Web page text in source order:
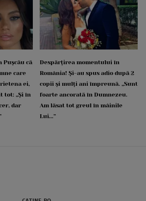
Pușcău că
care
ei,
tot: „Și în
dar
Despărțirea momentului în
România! Și-au spus adio după 2
copii și mulți ani împreună. „Sunt
foarte ancorată în Dumnezeu.
Am lăsat tot greul în mâinile
Lui...”